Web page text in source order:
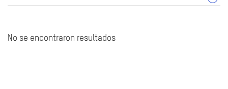
No se encontraron resultados